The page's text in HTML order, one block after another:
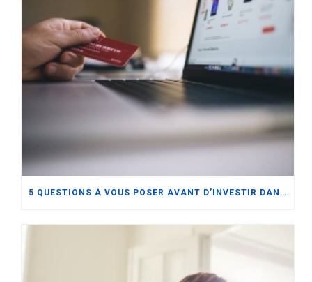
5 QUESTIONS À VOUS POSER AVANT D’INVESTIR DANS LE E-COMMERCE